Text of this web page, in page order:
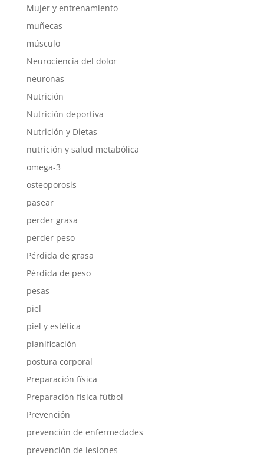
Mujer y entrenamiento
muñecas
músculo
Neurociencia del dolor
neuronas
Nutrición
Nutrición deportiva
Nutrición y Dietas
nutrición y salud metabólica
omega-3
osteoporosis
pasear
perder grasa
perder peso
Pérdida de grasa
Pérdida de peso
pesas
piel
piel y estética
planificación
postura corporal
Preparación física
Preparación física fútbol
Prevención
prevención de enfermedades
prevención de lesiones